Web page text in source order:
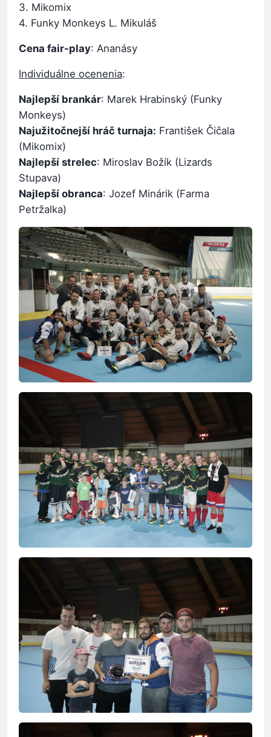
3. Mikomix
4. Funky Monkeys L. Mikuláš
Cena fair-play: Ananásy
Individuálne ocenenia:
Najlepší brankár: Marek Hrabinský (Funky
Monkeys)
Najužitočnejší hráč turnaja: František Čičala
(Mikomix)
Najlepší strelec: Miroslav Božík (Lizards
Stupava)
Najlepší obranca: Jozef Minárik (Farma
Petržalka)